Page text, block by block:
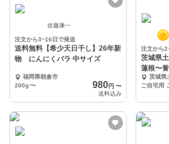
佐藤康一
注文から3~16日で発送
送料無料【希少天日干し】26年新
物 にんにくバラ 中サイズ
福岡県朝倉市
200g〜 980円 〜
送料込み
注文から
茨城県
蓮根〜
んこん
茨城県